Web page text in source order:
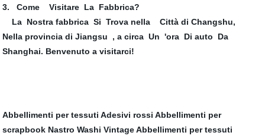
3. Come Visitare La Fabbrica?
La Nostra fabbrica Si Trova nella Città di Changshu,
Nella provincia di Jiangsu , a circa Un 'ora Di auto Da
Shanghai. Benvenuto a visitarci!
Abbellimenti per tessuti Adesivi rossi Abbellimenti per
scrapbook Nastro Washi Vintage Abbellimenti per tessuti